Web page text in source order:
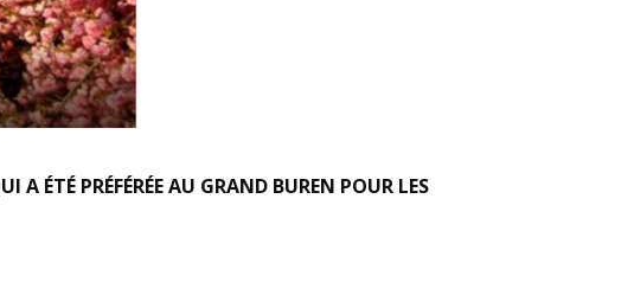
ÉTÉ PRÉFÉRÉE AU GRAND BUREN POUR LES